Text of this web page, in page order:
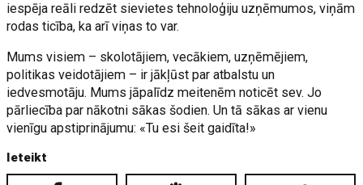
iespēja reāli redzēt sievietes tehnoloģiju uzņēmumos, viņām
rodas ticība, ka arī viņas to var.
Mums visiem – skolotājiem, vecākiem, uzņēmējiem,
politikas veidotājiem – ir jākļūst par atbalstu un
iedvesmotāju. Mums jāpalīdz meitenēm noticēt sev. Jo
pārliecība par nākotni sākas šodien. Un tā sākas ar vienu
vienīgu apstiprinājumu: «Tu esi šeit gaidīta!»
Ieteikt